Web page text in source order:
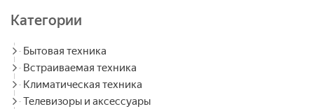
Категории
Бытовая техника
Встраиваемая техника
Климатическая техника
Телевизоры и аксессуары